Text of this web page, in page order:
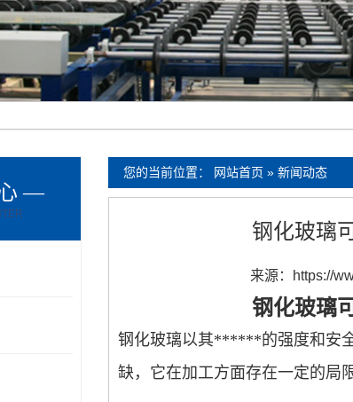
您的当前位置： 网站首页 » 新闻动态
钢化玻璃
来源： https://
钢化玻璃
钢化玻璃以其******的强度和安
缺，它在加工方面存在一定的局
—